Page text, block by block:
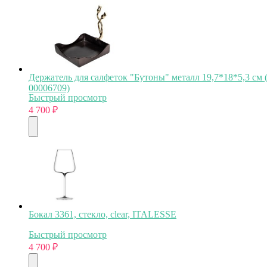
Держатель для салфеток "Бутоны" металл 19,7*18*5,3 см
00006709)
Быстрый просмотр
4 700 ₽
Бокал 3361, стекло, clear, ITALESSE
Быстрый просмотр
4 700 ₽